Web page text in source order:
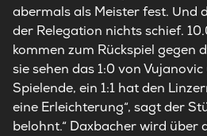
abermals als Meister fest. Und
der Relegation nichts schief.
kommen zum Rückspiel gegen
sie sehen das 1:0 von
Spielende, ein 1:1 hat den
eine Erleichterung“, sagt der
belohnt.“ Daxbacher wird über